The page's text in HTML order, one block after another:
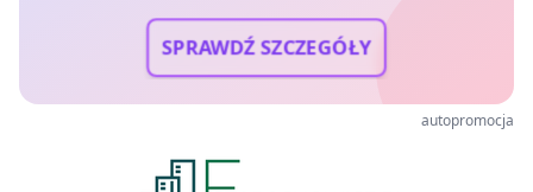
SPRAWDŹ SZCZEGÓŁY
autopromocja